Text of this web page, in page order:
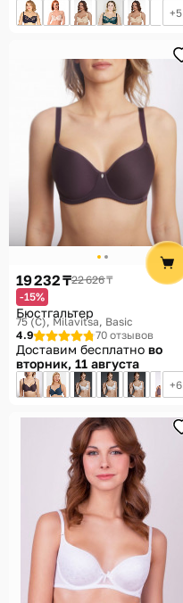
5
19 232 ₸22 626 ₸
-15%
Бюстгальтер
75 (С) Milavitsa, Basic
4.9
70 отзывов
Доставим бесплатно во
вторник, 11 августа
6